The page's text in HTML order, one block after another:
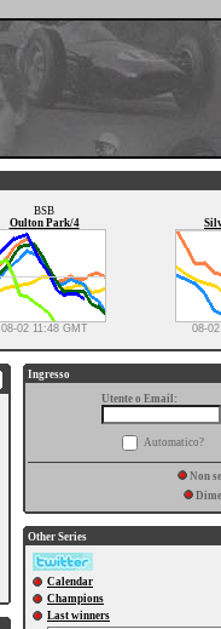
BSB
Oulton Park/4
08-02 11:48 GMT 08-
Ingresso
Utente o Email:
Automatico?
Non
Other Series
Calendar
Champions
Last winners